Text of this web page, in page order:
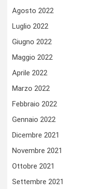
Agosto 2022
Luglio 2022
Giugno 2022
Maggio 2022
Aprile 2022
Marzo 2022
Febbraio 2022
Gennaio 2022
Dicembre 2021
Novembre 2021
Ottobre 2021
Settembre 2021